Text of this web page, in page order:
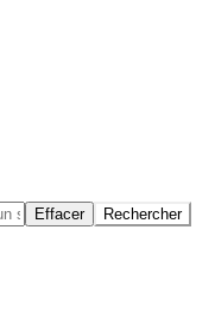
Effacer Rechercher